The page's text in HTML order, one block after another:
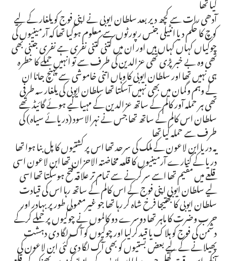
آدھی رات سے کچھ دیر بعد سلطان ایوبی نے اپنی فوج کو یلغار کے لیے
کوچ کا حکم دیا انٹیلی جنس رپورٹوں سے معلوم ہوگیا تھا کہ آرمینیوں کی
چوکیاں کہاں کہاں ہیں اور ان میں کتنی کتنی نفری ہے نفری جتنی بھی
تھی وہ بے خبر پڑی تھی عزالدین کی طرف سے تو انہیں حملے کا خطرہ
ہی نہیں تھا اور سلطان ایوبی کا وہاں اتنی خاموشی سے پہنچ جانا ان
کے وہم وگمان میں بھی نہیں آسکتا تھا سلطان ایوبی کی یلغار سہ طرفی
تھی ہر حملہ آور کالم کے ساتھ عزالدین کے مہیا کیے ہوئے گائیڈ تھے
سلطان اس کالم کے ساتھ تھا جس نے نہرالاسود (دریائے سیاہ) کی
طرف سے حملہ کیا تھا
یہ دریا ابن لاعون کے ملک کی سرحد تھا اس پر کشتیوں کا پل بنا ہوا تھا
دریا کے کنارے آرمینیوں کا قلعہ مخاضتہ الاحزان تھا ابن لاعون اسی
قلعے میں مقیم تھا اسے سر کرنے سے تمام تر علاقہ فتح ہوسکتا تھا اسی
لیے سلطان ایوبی اپنی فوج کے اس کالم کے ساتھ رہا اس کی قیادت
سلطان ایوبی کا بھتیجا فرخ شاہ کر رہا تھا جو غیرمعمولی طور پر بہادر اور
حرب وضرت کا ماہر تھا دوسرے دو کالموں نے چوکیوں پر حملے کرکے
دشمن کی فوج کو ہلاک یا قید کرلیا اور چوکیوں کو آگ لگا دی دہشت
پھیلانے کے لیے بعض بستیوں کو بھی آگ لگا دی گئی ابن لاعون کی